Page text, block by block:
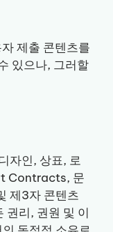
제출 콘텐츠를
있으나, 그러할
자인, 상표, 로
Contracts, 문
제3자 콘텐츠
권리, 권원 및 이